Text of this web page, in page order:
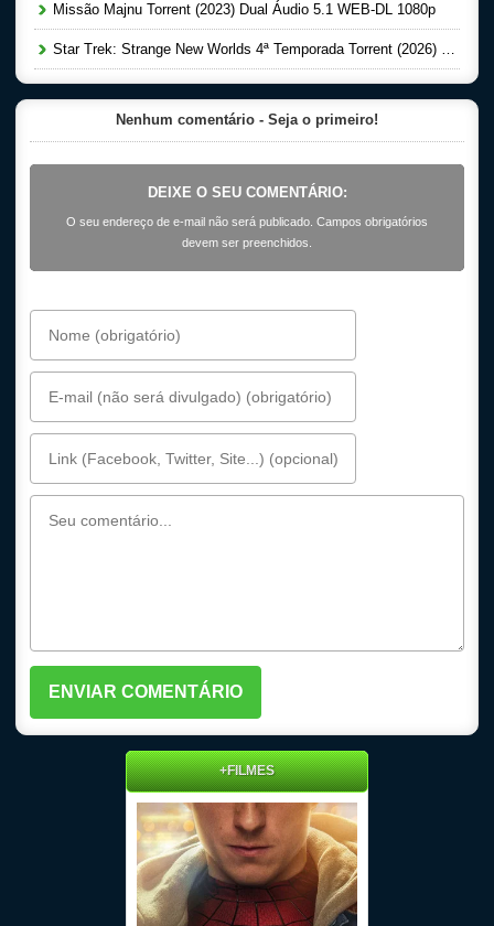
Missão Majnu Torrent (2023) Dual Áudio 5.1 WEB-DL 1080p
Star Trek: Strange New Worlds 4ª Temporada Torrent (2026) Dual Áudio 5.1 WEB-DL 1080p
Nenhum comentário - Seja o primeiro!
DEIXE O SEU COMENTÁRIO:
O seu endereço de e-mail não será publicado. Campos obrigatórios
devem ser preenchidos.
+FILMES